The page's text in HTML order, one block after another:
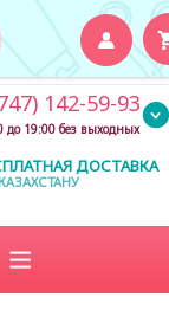
ДОСТАВКА
142-59-93
до 19:00 без выходных